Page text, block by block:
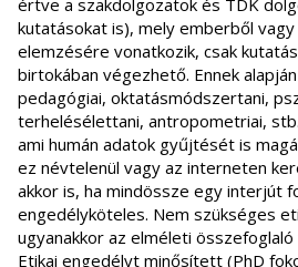
értve a szakdolgozatok és TDK
kutatásokat is), mely emberből
elemzésére vonatkozik, csak
birtokában végezhető. Ennek
pedagógiai, oktatásmódszertani,
terhelésélettani, antropometriai,
ami humán adatok gyűjtését is
ez névtelenül vagy az interneten
akkor is, ha mindössze egy interjút
engedélyköteles. Nem szükséges
ugyanakkor az elméleti összefoglaló
Etikai engedélyt minősített (PhD